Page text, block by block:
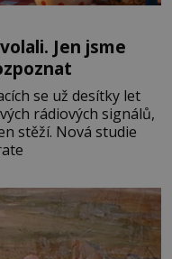
Jen jsme
se už desítky let
rádiových signálů,
stěží. Nová studie